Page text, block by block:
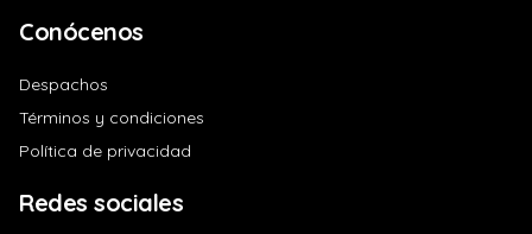
Conócenos
Despachos
Términos y condiciones
Política de privacidad
Redes sociales